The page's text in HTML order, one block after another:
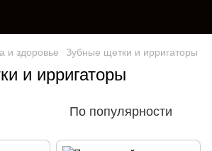
и здоровье Зубные щетки и ирригаторы
и ирригаторы
По популярности